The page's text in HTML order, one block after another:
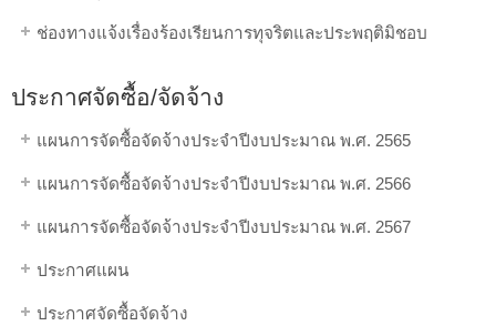
ช่องทางแจ้งเรื่องร้องเรียนการทุจริตและประพฤติมิชอบ
ประกาศจัดซื้อ/จัดจ้าง
แผนการจัดซื้อจัดจ้างประจำปีงบประมาณ พ.ศ. 2565
แผนการจัดซื้อจัดจ้างประจำปีงบประมาณ พ.ศ. 2566
แผนการจัดซื้อจัดจ้างประจำปีงบประมาณ พ.ศ. 2567
ประกาศแผน
ประกาศจัดซื้อจัดจ้าง